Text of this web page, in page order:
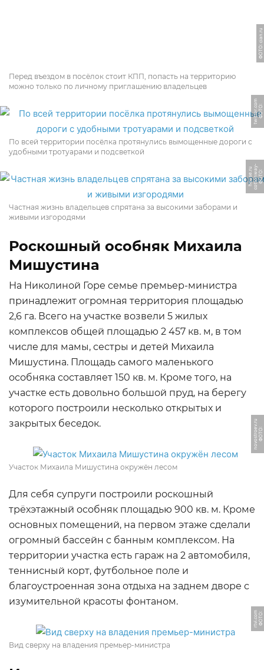
ФОТО: cian.ru
Перед въездом в посёлок стоит КПП, попасть на территорию
можно только по личному приглашению владельцев
Ф
О
Т
О:
t
wi
t
t
e
r.
c
o
m
По всей территории посёлка протянулись вымощенные дороги с
удобными тротуарами и подсветкой
Ф
О
Т
О:
c
o
t
t
o
n
w
a
y-h
o
u
s
e.
r
u
Частная жизнь владельцев спрятана за высокими заборами и
живыми изгородями
Роскошный особняк Михаила
Мишустина
На Николиной Горе семье премьер-министра
принадлежит огромная территория площадью
2,6 га. Всего на участке возвели 5 жилых
комплексов общей площадью 2 457 кв. м, в том
числе для мамы, сестры и детей Михаила
Мишустина. Площадь самого маленького
особняка составляет 150 кв. м. Кроме того, на
участке есть довольно большой пруд, на берегу
которого построили несколько открытых и
закрытых беседок.
Ф
О
Т
О:
n
o
v
o
s
t
r
o
e
v.
r
u
Участок Михаила Мишустина окружён лесом
Для себя супруги построили роскошный
трёхэтажный особняк площадью 900 кв. м. Кроме
основных помещений, на первом этаже сделали
огромный бассейн с банным комплексом. На
территории участка есть гараж на 2 автомобиля,
теннисный корт, футбольное поле и
благоустроенная зона отдыха на заднем дворе с
изумительной красоты фонтаном.
Ф
О
Т
О:
r
t
vi.
c
o
m
Вид сверху на владения премьер-министра